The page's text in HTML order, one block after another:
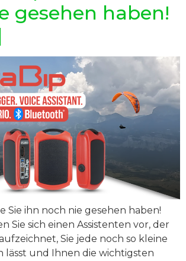
gesehen haben!
Sie ihn noch nie gesehen haben!
Sie sich einen Assistenten vor, der
Sie jede noch so kleine
lässt und Ihnen die wichtigsten